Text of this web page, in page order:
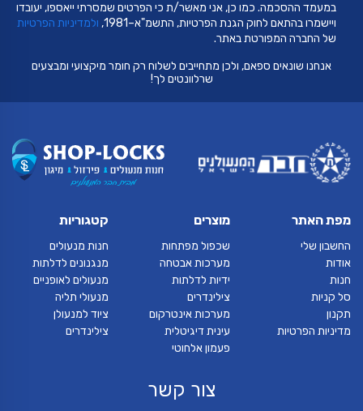
במעמד ההסכמה. כמו כן, אני מאשר/ת כי הפרטים שמסרתי ייאספו, יעובדו
ויישמרו בהתאם לחוק הגנת הפרטיות, התשמ"א–1981,
ולמדיניות הפרטיות
של החברה המפורטת באתר.
אנחנו שונאים ספאם, ולכן מתחייבים לשלוח רק חומר מיקצועי ומבצעים
שרלוונטים לך!
מפת האתר
החשבון שלי
אודות
חנות
סל קניות
תקנון
מדיניות הפרטיות
מוצרים
שכפול מפתחות
מערכות אבטחה
ידיות לדלתות
צילינדרים
מערכות אינטרקום
עינית דיגיטלית
פעמון אלחוטי
קטגוריות
חנות מנעולים
מנגנונים לדלתות
מנעולים לאופניים
מנעולי תליה
ציוד למנעולן
צילינדרים
צור קשר